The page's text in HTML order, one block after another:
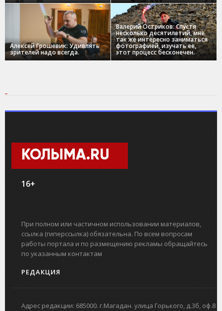
Алексей Грошевик: Удивлять
зрителей надо всегда.
Валерий Остриков: Спустя
несколько десятилетий, мне
так же интересно заниматься
фотографией, изучать ее,
этот процесс бесконечен.
КОЛЫМА.RU
16+
При полном или частичном использовании материалов,
ссылка (гиперссылка) обязательна. По всем вопросам
работы портала и по размещению рекламы обращайтесь
по указанным контактам
РЕДАКЦИЯ
Адрес редакции: 685000. г.Магадан. улица Горького, д.3б, оф.8